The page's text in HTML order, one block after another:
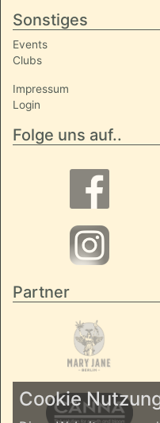
Sonstiges
Events
Clubs
Impressum
Login
Folge uns auf..
Partner
Cookie